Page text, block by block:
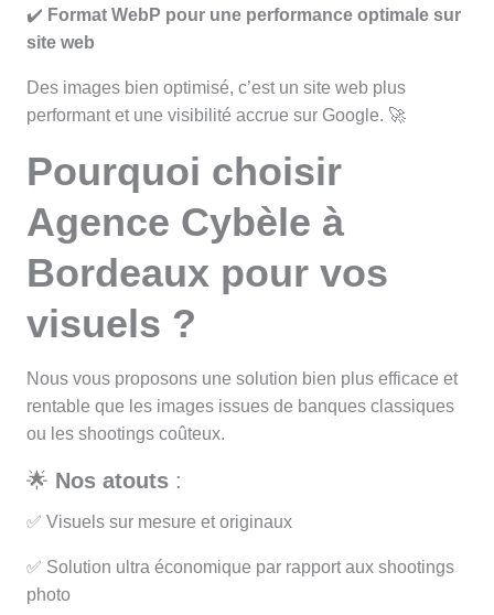
✔️ Format WebP pour une performance optimale sur
site web
Des images bien optimisé, c’est un site web plus
performant et une visibilité accrue sur Google. 🚀
Pourquoi choisir
Agence Cybèle à
Bordeaux pour vos
visuels ?
Nous vous proposons une solution bien plus efficace et
rentable que les images issues de banques classiques
ou les shootings coûteux.
🌟 Nos atouts :
✅ Visuels sur mesure et originaux
✅ Solution ultra économique par rapport aux shootings
photo